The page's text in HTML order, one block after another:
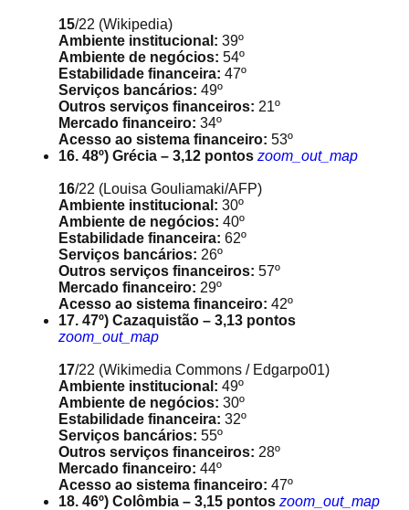
15/22 (Wikipedia)
Ambiente institucional: 39º
Ambiente de negócios: 54º
Estabilidade financeira: 47º
Serviços bancários: 49º
Outros serviços financeiros: 21º
Mercado financeiro: 34º
Acesso ao sistema financeiro: 53º
16. 48º) Grécia – 3,12 pontos zoom_out_map
16/22 (Louisa Gouliamaki/AFP)
Ambiente institucional: 30º
Ambiente de negócios: 40º
Estabilidade financeira: 62º
Serviços bancários: 26º
Outros serviços financeiros: 57º
Mercado financeiro: 29º
Acesso ao sistema financeiro: 42º
17. 47º) Cazaquistão – 3,13 pontos
zoom_out_map
17/22 (Wikimedia Commons / Edgarpo01)
Ambiente institucional: 49º
Ambiente de negócios: 30º
Estabilidade financeira: 32º
Serviços bancários: 55º
Outros serviços financeiros: 28º
Mercado financeiro: 44º
Acesso ao sistema financeiro: 47º
18. 46º) Colômbia – 3,15 pontos zoom_out_map